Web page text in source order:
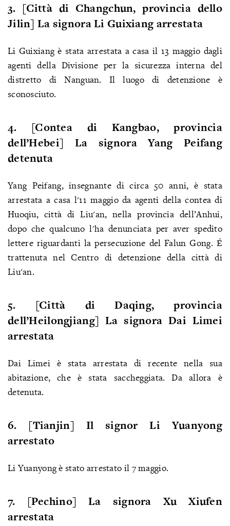
3. [Città di Changchun, provincia dello
Jilin] La signora Li Guixiang arrestata
Li Guixiang è stata arrestata a casa il 13 maggio dagli
agenti della Divisione per la sicurezza interna del
distretto di Nanguan. Il luogo di detenzione è
sconosciuto.
4. [Contea di Kangbao, provincia
dell’Hebei] La signora Yang Peifang
detenuta
Yang Peifang, insegnante di circa 50 anni, è stata
arrestata a casa l'11 maggio da agenti della contea di
Huoqiu, città di Liu'an, nella provincia dell’Anhui,
dopo che qualcuno l'ha denunciata per aver spedito
lettere riguardanti la persecuzione del Falun Gong. É
trattenuta nel Centro di detenzione della città di
Liu'an.
5. [Città di Daqing, provincia
dell’Heilongjiang] La signora Dai Limei
arrestata
Dai Limei è stata arrestata di recente nella sua
abitazione, che è stata saccheggiata. Da allora è
detenuta.
6. [Tianjin] Il signor Li Yuanyong
arrestato
Li Yuanyong è stato arrestato il 7 maggio.
7. [Pechino] La signora Xu Xiufen
arrestata